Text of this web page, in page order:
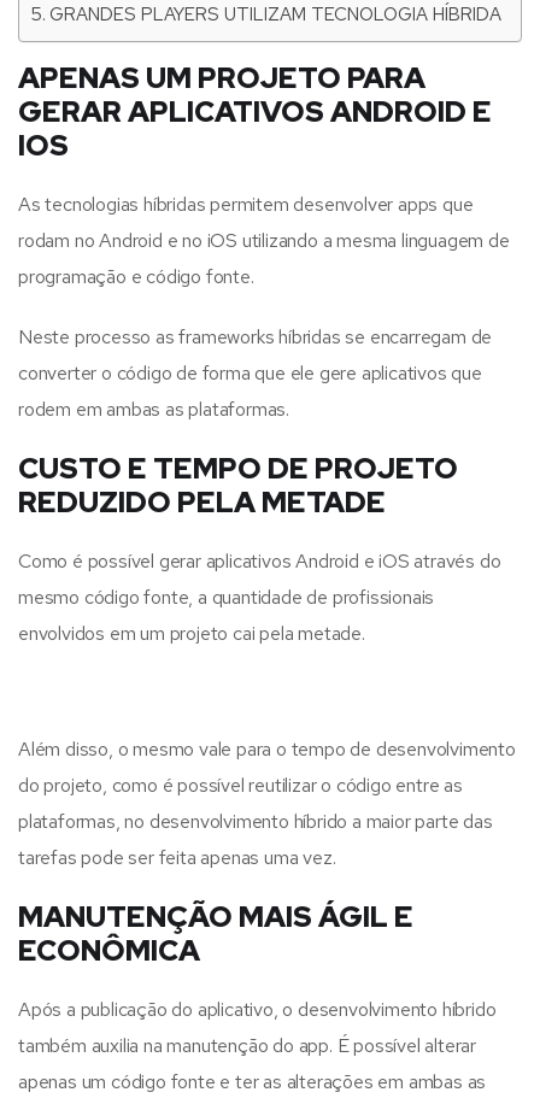
GRANDES PLAYERS UTILIZAM TECNOLOGIA HÍBRIDA
APENAS UM PROJETO PARA
GERAR APLICATIVOS ANDROID E
IOS
As tecnologias híbridas permitem desenvolver apps que
rodam no Android e no iOS utilizando a mesma linguagem de
programação e código fonte.
Neste processo as frameworks híbridas se encarregam de
converter o código de forma que ele gere aplicativos que
rodem em ambas as plataformas.
CUSTO E TEMPO DE PROJETO
REDUZIDO PELA METADE
Como é possível gerar aplicativos Android e iOS através do
mesmo código fonte, a quantidade de profissionais
envolvidos em um projeto cai pela metade.
Além disso, o mesmo vale para o tempo de desenvolvimento
do projeto, como é possível reutilizar o código entre as
plataformas, no desenvolvimento híbrido a maior parte das
tarefas pode ser feita apenas uma vez.
MANUTENÇÃO MAIS ÁGIL E
ECONÔMICA
Após a publicação do aplicativo, o desenvolvimento híbrido
também auxilia na manutenção do app. É possível alterar
apenas um código fonte e ter as alterações em ambas as